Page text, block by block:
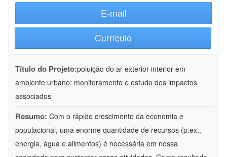
E-mail
Currículo
Título do Projeto:poluição do ar exterior-interior em
ambiente urbano: monitoramento e estudo dos impactos
associados
Resumo: Com o rápido crescimento da economia e
populacional, uma enorme quantidade de recursos (p.ex.,
energia, água e alimentos) é necessária em nossa